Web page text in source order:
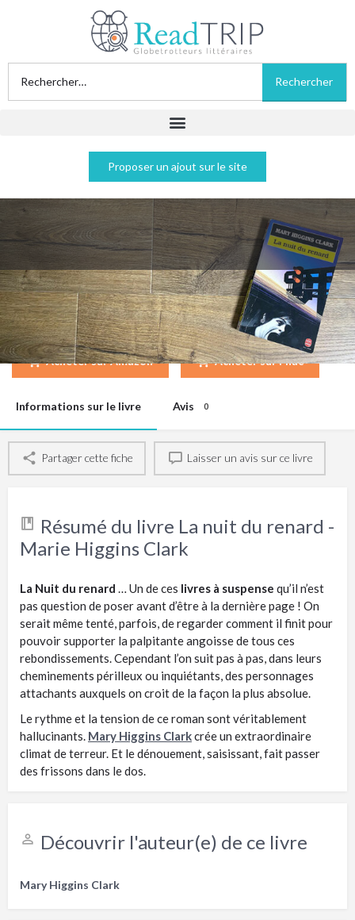
Proposer un ajout sur le site
La nuit du renard - Marie Higgins
Clark
Acheter sur Amazon Acheter sur Fnac
Informations sur le livre Avis 0
Partager cette fiche Laisser un avis sur ce livre
Résumé du livre La nuit du renard -
Marie Higgins Clark
La Nuit du renard … Un de ces livres à suspense qu’il n’est
pas question de poser avant d’être à la dernière page ! On
serait même tenté, parfois, de regarder comment il finit pour
pouvoir supporter la palpitante angoisse de tous ces
rebondissements. Cependant l’on suit pas à pas, dans leurs
cheminements périlleux ou inquiétants, des personnages
attachants auxquels on croit de la façon la plus absolue.
Le rythme et la tension de ce roman sont véritablement
hallucinants. Mary Higgins Clarkcrée un extraordinaire
climat de terreur. Et le dénouement, saisissant, fait passer
des frissons dans le dos.
Découvrir l'auteur(e) de ce livre
Mary Higgins Clark